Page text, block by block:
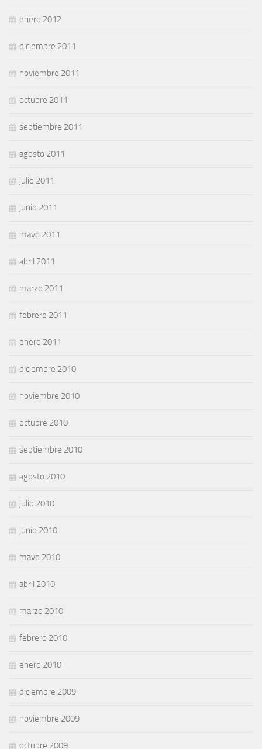
enero 2012
diciembre 2011
noviembre 2011
octubre 2011
septiembre 2011
agosto 2011
julio 2011
junio 2011
mayo 2011
abril 2011
marzo 2011
febrero 2011
enero 2011
diciembre 2010
noviembre 2010
octubre 2010
septiembre 2010
agosto 2010
julio 2010
junio 2010
mayo 2010
abril 2010
marzo 2010
febrero 2010
enero 2010
diciembre 2009
noviembre 2009
octubre 2009